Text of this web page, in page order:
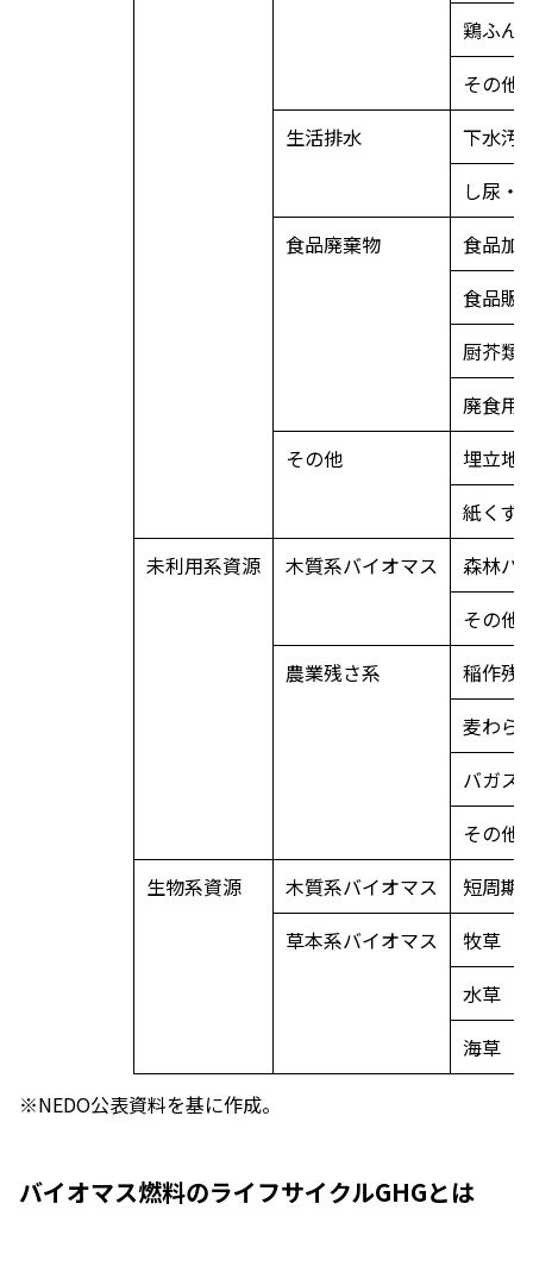
鶏ふん
その他
生活排水
下水汚
し尿・
食品廃棄物
食品加
食品販
厨芥類
廃食用
その他
埋立地
紙くず
未利用系資源
木質系バイオマス
森林バ
その他
農業残さ系
稲作残
麦わら
バガス
その他
生物系資源
木質系バイオマス
短周期
草本系バイオマス
牧草
水草
海草
※NEDO公表資料を基に作成。
バイオマス燃料のライフサイクルGHGとは